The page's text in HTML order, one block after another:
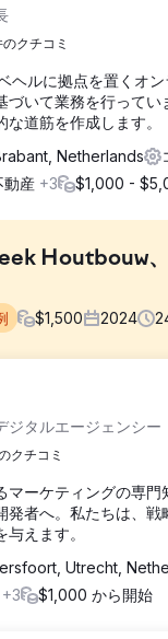
クチコミ
ヘルに拠点を置くオ
づいて業務を行って
道筋を作成します。
Netherlands
動産 +3 $1,000 -
Houtbouw
$1,500 2024
なマーケティング活
ンラインでの認知度
広告キャンペーン
に重点を置きました
+42%、Google 経由
ジタルエージェンシー
クチコミ
マーケティングの専
発者へ。私たちは、
えます。
Utrecht,
+3 $1,000 から開始